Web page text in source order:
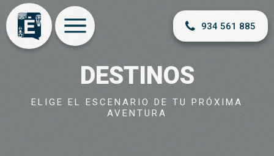
934 561 885
DESTINOS
ELIGE EL ESCENARIO DE TU PRÓXIMA
AVENTURA